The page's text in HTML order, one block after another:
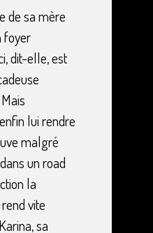
de sa mère
foyer
dit-elle, est
lui rendre
malgré
un road
la
vite
sa